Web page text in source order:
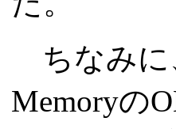
ちなみに
Memoryの